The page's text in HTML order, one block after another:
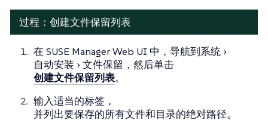
过程：创建文件保留列表
在 SUSE Manager Web UI 中，导航到系统
自动安装
文件保留 ，然后单击
创建文件保留列表。
输入适当的标签，
并列出要保存的所有文件和目录的绝对路径。